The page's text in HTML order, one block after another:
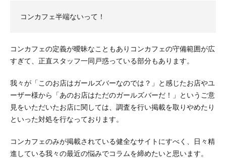
コンカフェ半端ないって！
コンカフェの定義が曖昧なこともありコンカフェの守備範囲が広
すぎて、正直スタッフ一同戸惑っている部分もあります。
我々が「このお店はガールズバーなのでは？」と感じたお店やユ
ーザー様から「あのお店はただのガールズバーだ！」というご意
見をいただいたお店に関しては、調査を行い掲載を取りやめたり
といった対処を行なっております。
コンカフェのみが掲載されている健全なサイトにすべく、日々精
進している我々の最近の悩みでコラムを締めたいと思います。